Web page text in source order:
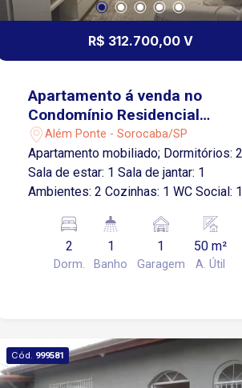
R$ 312.700,00 V
Apartamento á venda no
Condomínio Residencial
Bosque São Paulo -
Sorocaba/SP
Além Ponte - Sorocaba/SP
Apartamento mobiliado; Dormitórios: 2
Sala de estar: 1 Sala de jantar: 1
Ambientes: 2 Cozinhas: 1 WC Social: 1
Descoberta: 1 vaga Lazer do
condomínio ? Playground ? Salão de
festas ? Sauna
2
Dorm.
1
Banho
1
Garagem
50 m²
A. Útil
Cód. 999581